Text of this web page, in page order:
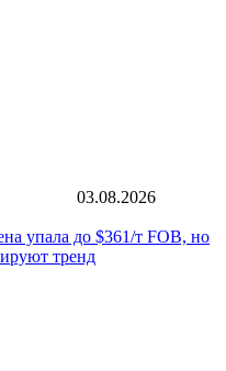
03.08.2026
упала до $361/т FOB, но
тренд